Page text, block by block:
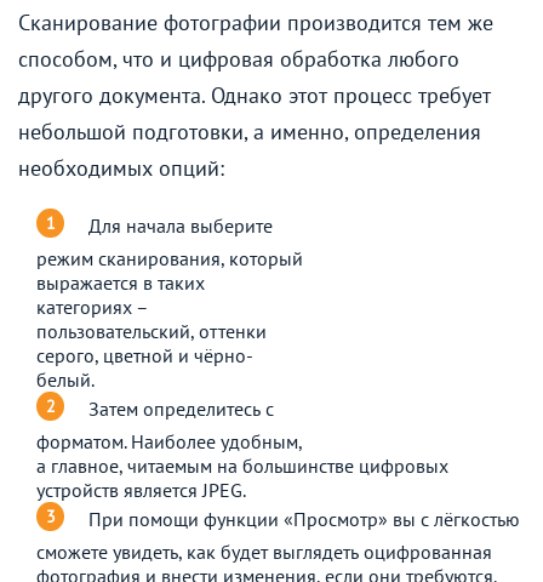
Сканирование фотографии производится тем же
способом, что и цифровая обработка любого
другого документа. Однако этот процесс требует
небольшой подготовки, а именно, определения
необходимых опций:
Для начала выберите
режим сканирования, который
выражается в таких
категориях –
пользовательский, оттенки
серого, цветной и чёрно-
белый.
Затем определитесь с
форматом. Наиболее удобным,
а главное, читаемым на большинстве цифровых
устройств является JPEG.
При помощи функции «Просмотр» вы с лёгкостью
сможете увидеть, как будет выглядеть оцифрованная
фотография и внести изменения, если они требуются.